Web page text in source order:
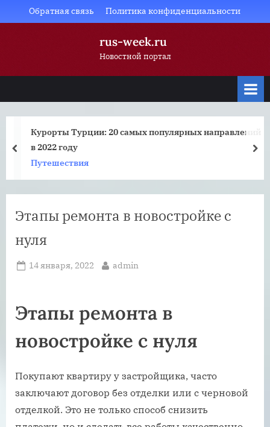
to
Обратная связь Политика конфиденциальности
rus-week.ru
Новостной портал
Курорты Турции: 20 самых популярных направлений
в 2022 году
Путешествия
prev
Этапы ремонта в новостройке с
нуля
Posted
14 января, 2022 By
admin
Этапы ремонта в
новостройке с нуля
Покупают квартиру у застройщика, часто
заключают договор без отделки или с черновой
отделкой. Это не только способ снизить